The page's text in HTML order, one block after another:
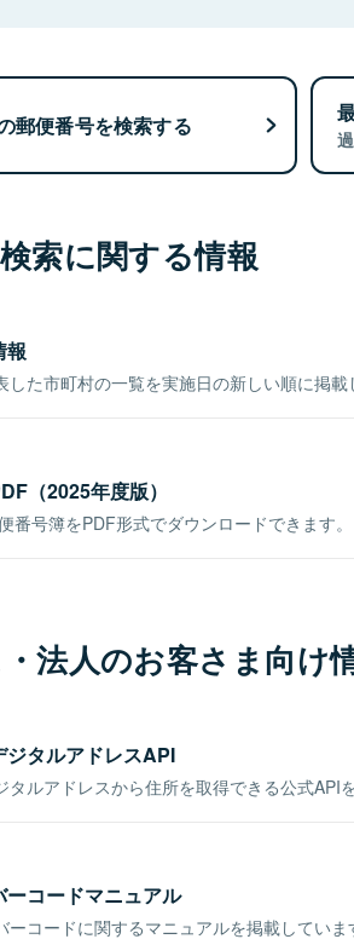
郵便番号を検索する
索に関する情報
報
した市町村の一覧を実施日の新しい順に掲載
（2025年度版）
番号簿をPDF形式でダウンロードできます。
法人のお客さま向け
ジタルアドレスAPI
タルアドレスから住所を取得できる公式APIを
ーコードマニュアル
ーコードに関するマニュアルを掲載していま